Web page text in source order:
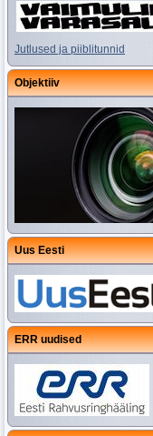
Jutlused ja piiblitunnid
Objektiiv
Uus Eesti
ERR uudised